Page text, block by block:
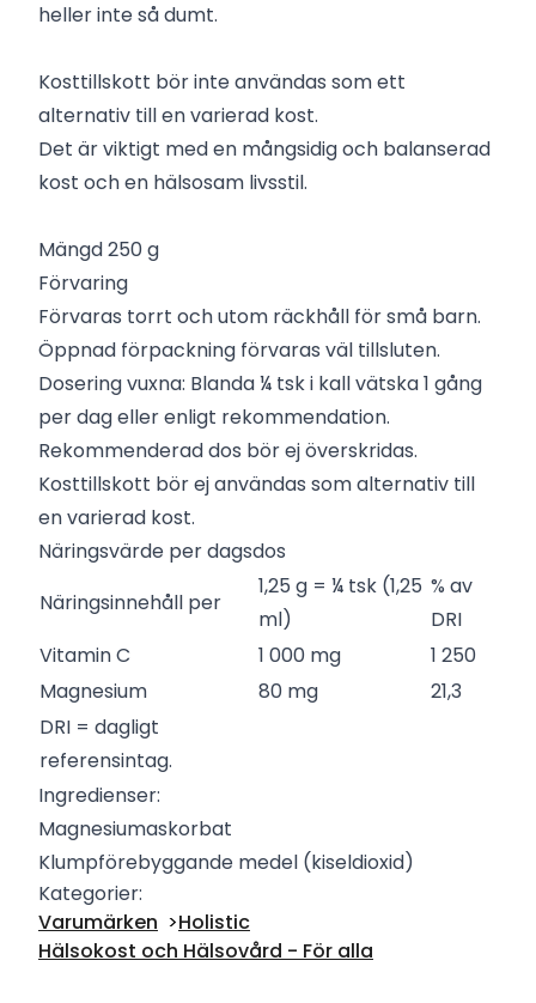
heller inte så dumt.
Kosttillskott bör inte användas som ett
alternativ till en varierad kost.
Det är viktigt med en mångsidig och balanserad
kost och en hälsosam livsstil.
Mängd 250 g
Förvaring
Förvaras torrt och utom räckhåll för små barn.
Öppnad förpackning förvaras väl tillsluten.
Dosering vuxna: Blanda ¼ tsk i kall vätska 1 gång
per dag eller enligt rekommendation.
Rekommenderad dos bör ej överskridas.
Kosttillskott bör ej användas som alternativ till
en varierad kost.
Näringsvärde per dagsdos
Näringsinnehåll per
1,25 g = ¼ tsk (1,25
ml)
% av
DRI
Vitamin C
1 000 mg
1 250
Magnesium
80 mg
21,3
DRI = dagligt
referensintag.
Ingredienser:
Magnesiumaskorbat
Klumpförebyggande medel (kiseldioxid)
Kategorier:
Varumärken
Holistic
Hälsokost och Hälsovård - För alla